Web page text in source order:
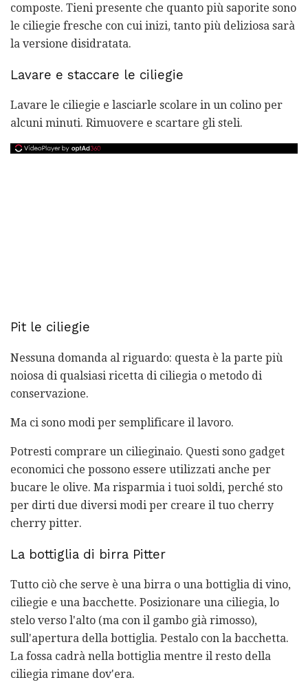
composte. Tieni presente che quanto più saporite sono
le ciliegie fresche con cui inizi, tanto più deliziosa sarà
la versione disidratata.
Lavare e staccare le ciliegie
Lavare le ciliegie e lasciarle scolare in un colino per
alcuni minuti. Rimuovere e scartare gli steli.
Pit le ciliegie
Nessuna domanda al riguardo: questa è la parte più
noiosa di qualsiasi ricetta di ciliegia o metodo di
conservazione.
Ma ci sono modi per semplificare il lavoro.
Potresti comprare un cilieginaio. Questi sono gadget
economici che possono essere utilizzati anche per
bucare le olive. Ma risparmia i tuoi soldi, perché sto
per dirti due diversi modi per creare il tuo cherry
cherry pitter.
La bottiglia di birra Pitter
Tutto ciò che serve è una birra o una bottiglia di vino,
ciliegie e una bacchette. Posizionare una ciliegia, lo
stelo verso l'alto (ma con il gambo già rimosso),
sull'apertura della bottiglia. Pestalo con la bacchetta.
La fossa cadrà nella bottiglia mentre il resto della
ciliegia rimane dov'era.